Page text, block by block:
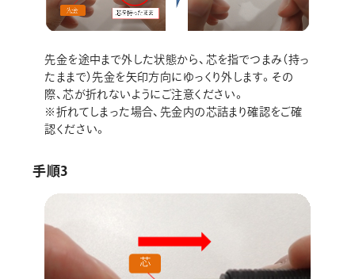
先金を途中まで外した状態から、芯を指でつまみ（持っ
たままで）先金を矢印方向にゆっくり外します。その
際、芯が折れないようにご注意ください。
※折れてしまった場合、先金内の芯詰まり確認をご確
認ください。
手順3